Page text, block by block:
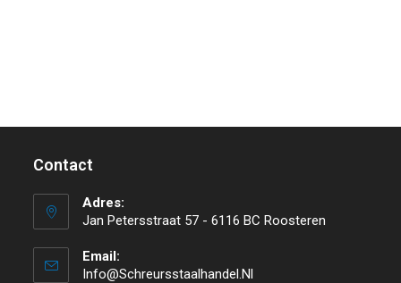
Contact
Adres:
Jan Petersstraat 57 - 6116 BC Roosteren
Email:
Info@schreursstaalhandel.nl